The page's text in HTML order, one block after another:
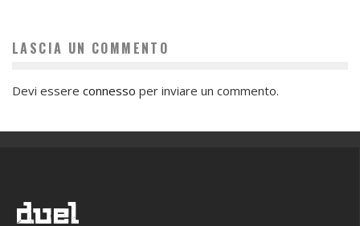
LASCIA UN COMMENTO
Devi essere connesso per inviare un commento.